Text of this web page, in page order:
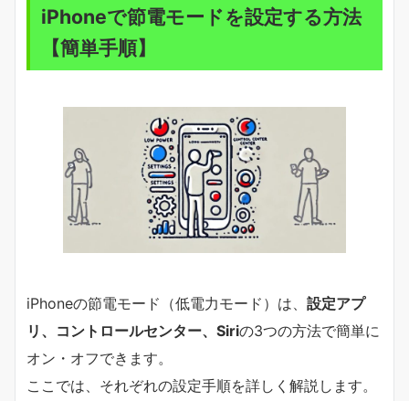
iPhoneで節電モードを設定する方法
【簡単手順】
iPhoneの節電モード（低電力モード）は、 設定アプ
リ、コントロールセンター、Siriの3つの方法で簡単に
オン・オフできます。
ここでは、それぞれの設定手順を詳しく解説します。